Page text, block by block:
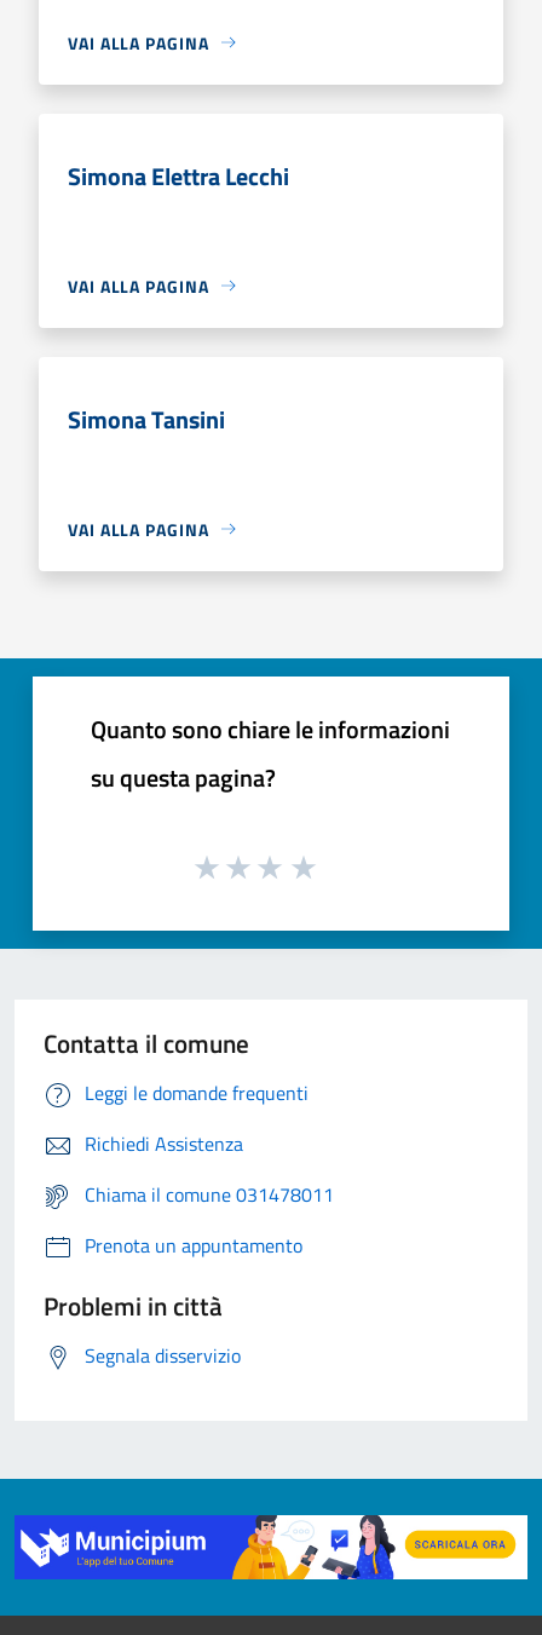
VAI ALLA PAGINA
Simona Elettra Lecchi
VAI ALLA PAGINA
Simona Tansini
VAI ALLA PAGINA
Quanto sono chiare le informazioni
su questa pagina?
Contatta il comune
Leggi le domande frequenti
Richiedi Assistenza
Chiama il comune 031478011
Prenota un appuntamento
Problemi in città
Segnala disservizio